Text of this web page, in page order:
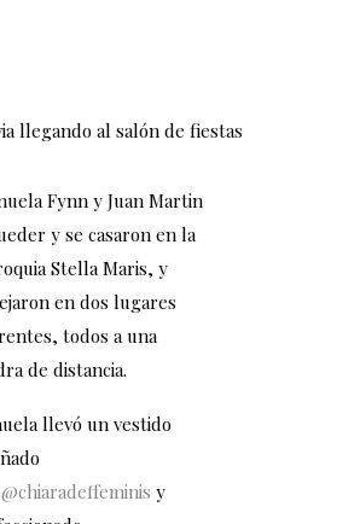
Fynn y Juan Martin
y se casaron en la
Stella Maris, y
en dos lugares
todos a una
de distancia.
llevó un vestido
@chiaradeffeminis y